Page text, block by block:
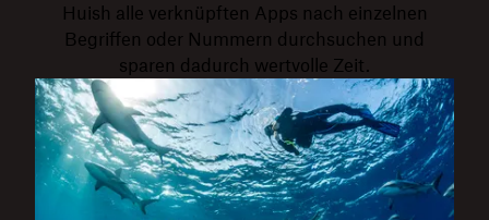
Huish alle verknüpften Apps nach einzelnen
Begriffen oder Nummern durchsuchen und
sparen dadurch wertvolle Zeit.